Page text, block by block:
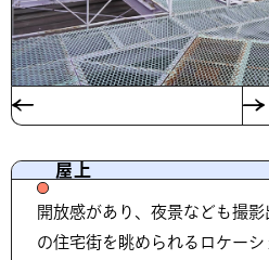
屋上
開放感があり、夜景なども撮
の住宅街を眺められるロケー